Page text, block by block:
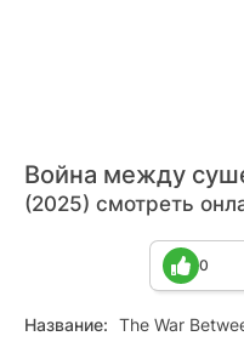
Война между
(2025) смотреть
0
Название: The War